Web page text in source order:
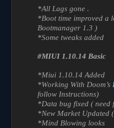
*All Lags gone .
*Boot time improved a
Bootmanager 1.3 )
*Some tweaks added
#MIUI 1.10.14 Basic
*Miui 1.10.14 Added
*Working With Doom’s
follow Instructions)
*Data bug fixed ( need
*New Market Updated
*Mind Blowing looks